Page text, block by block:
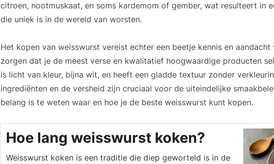
citroen, nootmuskaat, en soms kardemom of gember, wat resulteert in
die uniek is in de wereld van worsten.
Het kopen van weisswurst vereist echter een beetje kennis en
zorgen dat je de meest verse en kwalitatief hoogwaardige producten
is licht van kleur, bijna wit, en heeft een gladde textuur zonder
ingrediënten en de versheid zijn cruciaal voor de uiteindelijke
belang is te weten waar en hoe je de beste weisswurst kunt kopen.
Hoe lang weisswurst koken?
Weisswurst koken is een traditie die diep geworteld is in de